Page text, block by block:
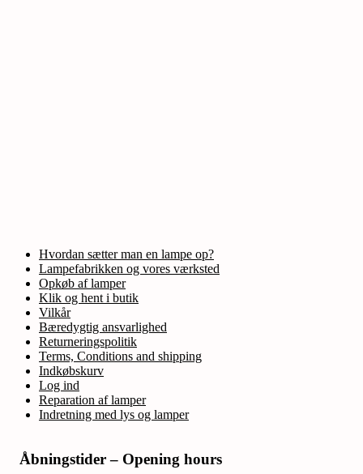
Hvordan sætter man en lampe op?
Lampefabrikken og vores værksted
Opkøb af lamper
Klik og hent i butik
Vilkår
Bæredygtig ansvarlighed
Returneringspolitik
Terms, Conditions and shipping
Indkøbskurv
Log ind
Reparation af lamper
Indretning med lys og lamper
Åbningstider – Opening hours